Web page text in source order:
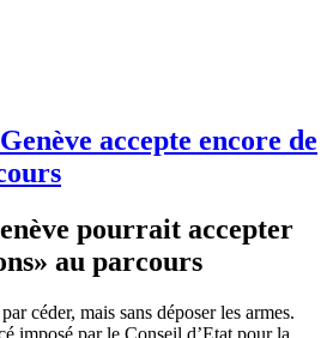
accepte encore de
pourrait accepter
au parcours
céder, mais sans déposer les armes.
imposé par le Conseil d’Etat pour la